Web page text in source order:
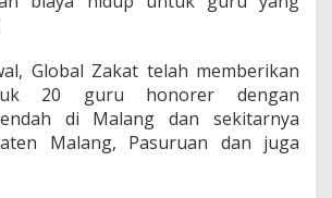
p
a
d
a
G
Global Zakat telah memberikan
20 guru honorer dengan
di Malang dan sekitarnya
Malang, Pasuruan dan juga